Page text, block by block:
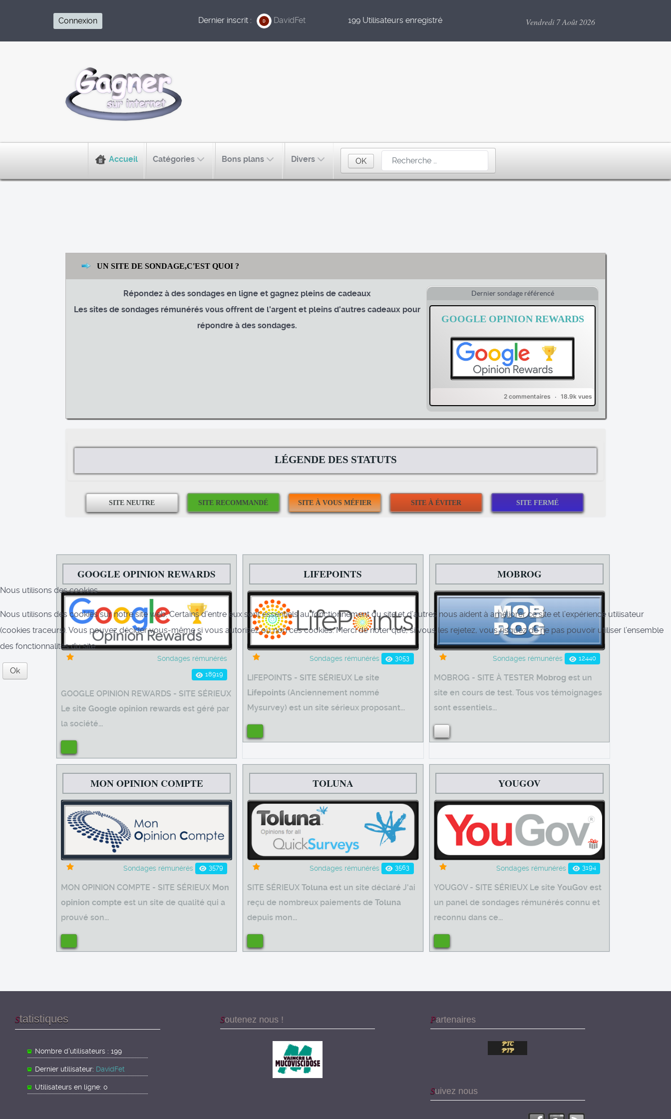
Connexion Dernier inscrit : D DavidFet 199 Utilisateurs enregistré Vendredi 7 Août 2026
Accueil Catégories Bons plans Divers OK
UN SITE DE SONDAGE,C'EST QUOI ?
Répondez à des sondages en ligne et gagnez pleins de cadeaux
Les sites de sondages rémunérés vous offrent de l'argent et pleins d'autres cadeaux pour
répondre à des sondages.
Dernier sondage référencé
GOOGLE OPINION REWARDS
2 commentaires 18.9k vues
LÉGENDE DES STATUTS
GOOGLE OPINION REWARDS
Sondages rémunérés
18919
GOOGLE OPINION REWARDS - SITE SÉRIEUX
Le site Google opinion rewards est géré par
la société...
LIFEPOINTS
Sondages rémunérés 3053
LIFEPOINTS - SITE SÉRIEUX Le site
Lifepoints (Anciennement nommé
Mysurvey) est un site sérieux proposant...
MOBROG
Sondages rémunérés 12440
MOBROG - SITE À TESTER Mobrog est un
site en cours de test. Tous vos témoignages
sont essentiels...
MON OPINION COMPTE
Sondages rémunérés 3579
MON OPINION COMPTE - SITE SÉRIEUX Mon
opinion compte est un site de qualité qui a
prouvé son...
TOLUNA
Sondages rémunérés 3563
SITE SÉRIEUXToluna est un site déclaré J'ai
reçu de nombreux paiements deToluna
depuis mon...
YOUGOV
Sondages rémunérés 3194
YOUGOV - SITE SÉRIEUX Le site YouGovest
un panel de sondages rémunérés connu et
reconnu dans ce...
Statistiques
Nombre d'utilisateurs : 199
Dernier utilisateur: DavidFet
Utilisateurs en ligne: 0
Soutenez nous ! Partenaires
Suivez nous
Nous utilisons des cookies
Nous utilisons des cookies sur notre site web. Certains d’entre eux sont essentiels au fonctionnement du site et d’autres nous aident à améliorer ce site et l’expérience utilisateur
(cookies traceurs). Vous pouvez décider vous-même si vous autorisez ou non ces cookies. Merci de noter que, si vous les rejetez, vous risquez de ne pas pouvoir utiliser l’ensemble
des fonctionnalités du site.
Ok